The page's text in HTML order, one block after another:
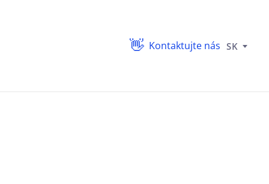
Kontaktujte nás SK